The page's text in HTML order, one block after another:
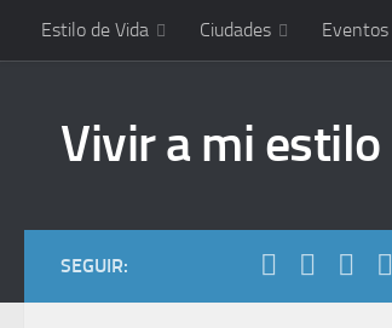
Estilo de Vida Ciudades Eventos
Vivir a mi estilo
SEGUIR: